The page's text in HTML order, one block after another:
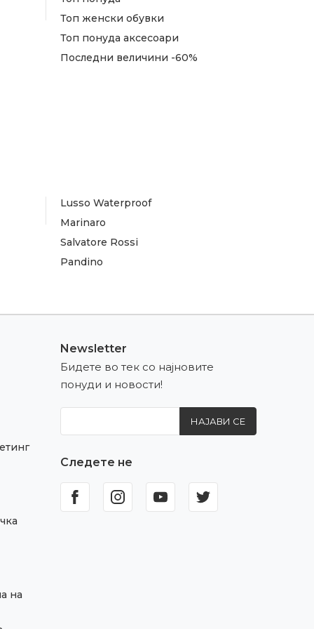
Топ женски обувки
Топ понуда аксесоари
Последни величини -60%
Lusso Waterproof
Marinaro
Salvatore Rossi
Pandino
на
Newsletter
Бидете во тек со најновите
понуди и новости!
НАЈАВИ СЕ
Следете не